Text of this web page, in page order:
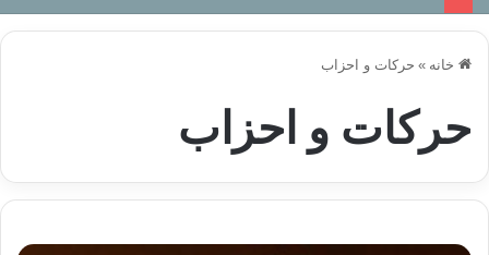
خانه » حركات و احزاب
حركات و احزاب